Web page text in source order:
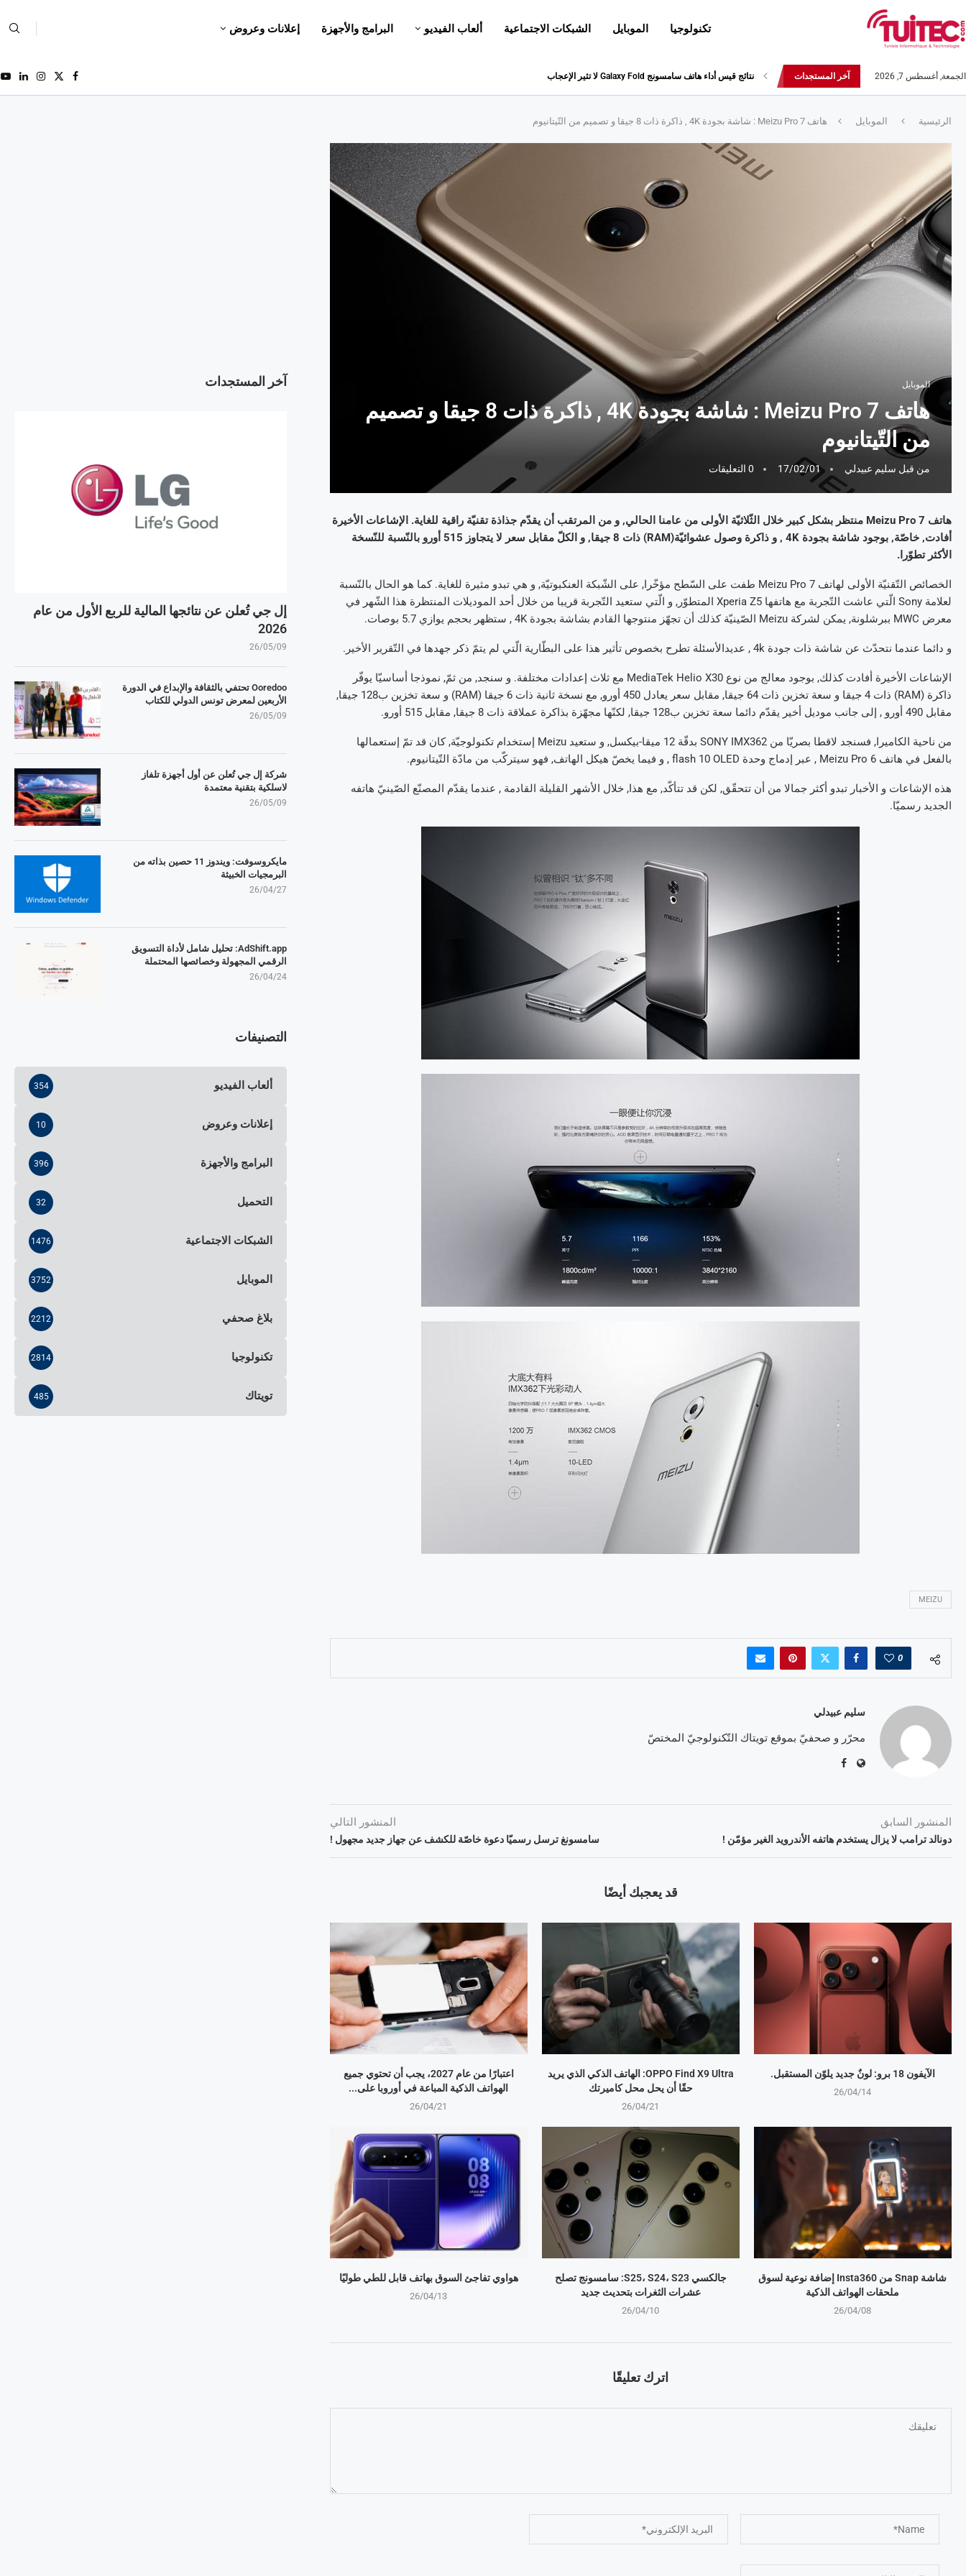
تكنولوجيا الموبايل الشبكات الاجتماعية ألعاب الفيديو البرامج والأجهزة إعلانات وعروض
الجمعة, أغسطس 7, 2026 آخر المستجدات أحدث إصدارات هواوي: هاتف “nova 8 SE” ينطلق رسميا مع أربع...
الرئيسية الموبايل هاتف Meizu Pro 7 : شاشة بجودة 4K , ذاكرة ذات 8 جيقا و تصميم من التّيتانيوم
الموبايل
هاتف Meizu Pro 7 : شاشة بجودة 4K , ذاكرة ذات 8 جيقا و تصميم
من التّيتانيوم
من قبل سليم عبيدلي 17/02/01 0 التعليقات
هاتف Meizu Pro 7 منتظر بشكل كبير خلال الثّلاثيّة الأولى من عامنا الحالي, و من المرتقب أن يقدّم جذاذة تقنيّة راقية للغاية. الإشاعات الأخيرة
أفادت, خاصّة, بوجود شاشة بجودة 4K , و ذاكرة وصول عشوائيّة(RAM) ذات 8 جيقا, و الكلّ مقابل سعر لا يتجاوز 515 أورو بالنّسبة للنّسخة
الأكثر تطوّرا.
الخصائص التّقنيّة الأولى لهاتف Meizu Pro 7 طفت على السّطح مؤخّرا, على الشّبكة العنكبوتيّة, و هي تبدو مثيرة للغاية. كما هو الحال بالنّسبة
لعلامة Sony الّتي عاشت التّجربة مع هاتفها Xperia Z5 المتطوّر, و الّتي ستعيد التّجربة قريبا من خلال أحد الموديلات المنتظرة هذا الشّهر في
معرض MWC ببرشلونة, يمكن لشركة Meizu الصّينيّة كذلك أن تجهّز منتوجها القادم بشاشة بجودة 4K , ستظهر بحجم يوازي 5.7 بوصات.
و دائما عندما نتحدّث عن شاشة ذات جودة 4k , عديدالأسئلة تطرح بخصوص تأثير هذا على البطّارية الّتي لم يتمّ ذكر جهدها في التّقرير الأخير.
الإشاعات الأخيرة أفادت كذلك, بوجود معالج من نوع MediaTek Helio X30 مع ثلاث إعدادات مختلفة. و سنجد, من ثمّ, نموذجا أساسيّا يوفّر
ذاكرة (RAM) ذات 4 جيقا و سعة تخزين ذات 64 جيقا, مقابل سعر يعادل 450 أورو, مع نسخة ثانية ذات 6 جيقا (RAM) و سعة تخزين ب128 جيقا,
مقابل 490 أورو , إلى جانب موديل أخير يقدّم دائما سعة تخزين ب128 جيقا, لكنّها مجهّزة بذاكرة عملاقة ذات 8 جيقا, مقابل 515 أورو.
من ناحية الكاميرا, فسنجد لاقطا بصريّا من SONY IMX362 بدقّة 12 ميقا-بيكسل, و ستعيد Meizu إستخدام تكنولوجيّة, كان قد تمّ إستعمالها
بالفعل في هاتف Meizu Pro 6 , عبر إدماج وحدة flash 10 OLED , و فيما يخصّ هيكل الهاتف, فهو سيتركّب من مادّة التّيتانيوم.
هذه الإشاعات و الأخبار تبدو أكثر جمالا من أن تتحقّق, لكن قد تتأكّد, مع هذا, خلال الأشهر القليلة القادمة , عندما يقدّم المصنّع الصّينيّ هاتفه
الجديد رسميّا.
MEIZU
0
سليم عبيدلي
محرّر و صحفيّ بموقع تويتاك التّكنولوجيّ المختصّ
المنشور السابق
دونالد ترامب لا يزال يستخدم هاتفه الأندرويد الغير مؤمّن !
المنشور التالي
سامسونغ ترسل رسميّا دعوة خاصّة للكشف عن جهاز جديد مجهول !
قد يعجبك أيضًا
اعتبارًا من عام 2027، يجب أن تحتوي جميع
الهواتف الذكية المباعة في أوروبا على...
26/04/21
OPPO Find X9 Ultra: الهاتف الذكي الذي يريد
حقًا أن يحل محل كاميرتك
26/04/21
الآيفون 18 برو: لونٌ جديد يلوّن المستقبل.
26/04/14
هواوي تفاجئ السوق بهاتف قابل للطي طوليًا
26/04/13
جالكسي S25، S24، S23: سامسونج تصلح
عشرات الثغرات بتحديث جديد
26/04/10
شاشة Snap من Insta360 إضافة نوعية لسوق
ملحقات الهواتف الذكية
26/04/08
اترك تعليقًا
آخر المستجدات
إل جي تُعلن عن نتائجها المالية للربع الأول من عام
2026
26/05/09
Ooredoo تحتفي بالثقافة والإبداع في الدورة
الأربعين لمعرض تونس الدولي للكتاب
26/05/09
شركة إل جي تُعلن عن أول أجهزة تلفاز
لاسلكية بتقنية معتمدة
26/05/09
مايكروسوفت: ويندوز 11 حصين بذاته من
البرمجيات الخبيثة
26/04/27
AdShift.app: تحليل شامل لأداة التسويق
الرقمي المجهولة وخصائصها المحتملة
26/04/24
التصنيفات
ألعاب الفيديو 354
إعلانات وعروض 10
البرامج والأجهزة 396
التحميل 32
الشبكات الاجتماعية 1476
الموبايل 3752
بلاغ صحفي 2212
تكنولوجيا 2814
تويتاك 485